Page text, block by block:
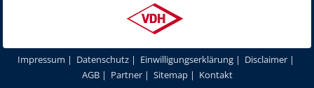
Impressum | Datenschutz | Einwilligungserklärung | Disclaimer |
AGB| Partner| Sitemap| Kontakt